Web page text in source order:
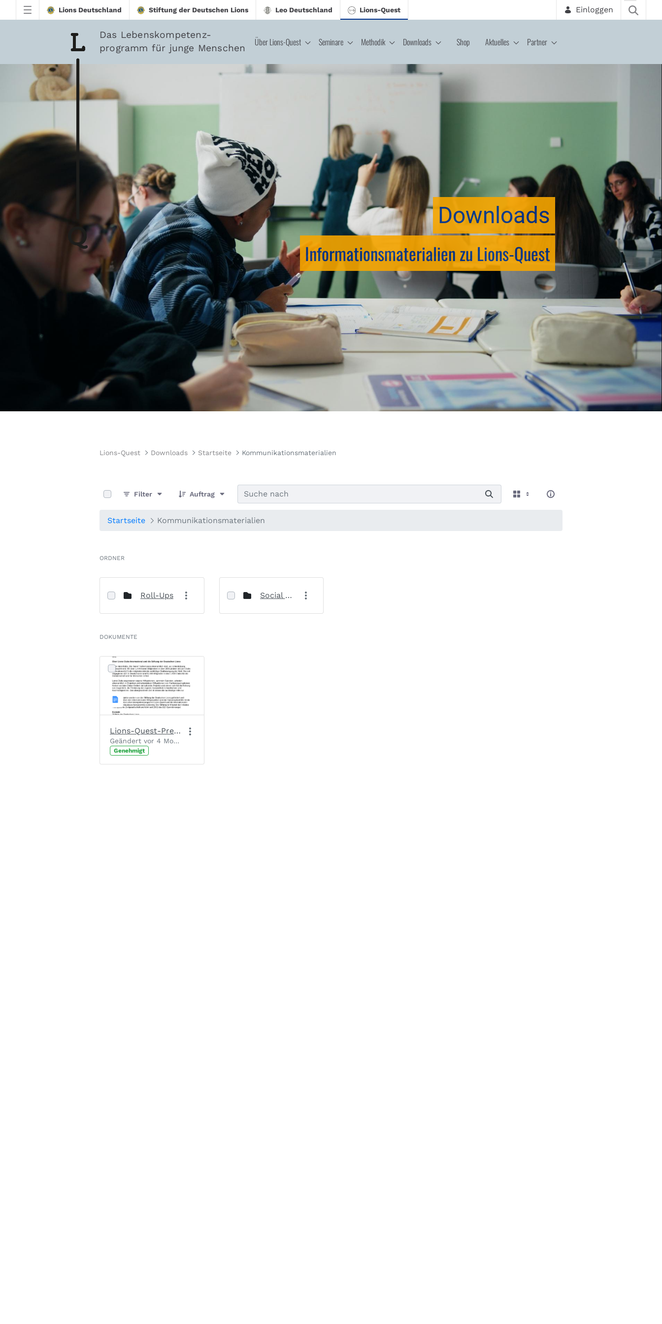
Zum Hauptinhalt springen
Lions Deutschland Stiftung der Deutschen Lions Leo Deutschland Lions-Quest Einloggen
Das Lebenskompetenz-
programm für junge Menschen
Über Lions-Quest Seminare Methodik Downloads Shop Aktuelles Partner
Downloads - Lions-Quest
Downloads
Informationsmaterialien zu Lions-Quest
Lions-Quest Downloads Startseite Kommunikationsmaterialien
Filter
Auftrag
Startseite Kommunikationsmaterialien
ORDNER
Roll-Ups Social Media Posts
DOKUMENTE
Lions-Quest-Pressetext
Geändert vor 4 Monaten von Chantal Josten.
Genehmigt